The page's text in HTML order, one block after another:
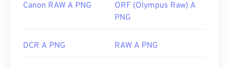
Canon RAW A PNG
ORF (Olympus Raw) A
PNG
DCR A PNG RAW A PNG